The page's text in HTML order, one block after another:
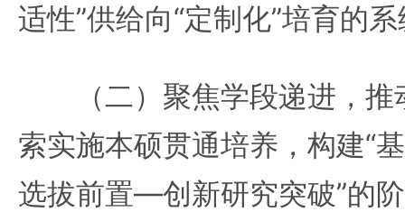
适性”供给向“定制化”培育的
（二）聚焦学段递进，推
索实施本硕贯通培养，构建“
选拔前置—创新研究突破”的